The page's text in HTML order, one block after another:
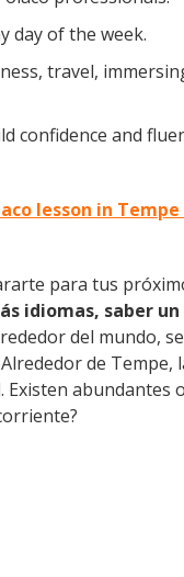
day of the week.
travel,
confidence and
lesson in
para tus
idiomas, saber
del mundo,
de
Existen abundantes